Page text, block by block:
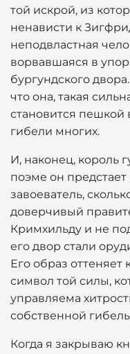
той искрой, из
ненависти к
неподвластная
ворвавшаяся в
бургундского
что она, такая
становится
гибели многих.
И, наконец, король
поэме он предстает
завоеватель,
доверчивый
Кримхильду и не
его двор стали
Его образ
символ той силы,
управляема
собственной
Когда я закрываю